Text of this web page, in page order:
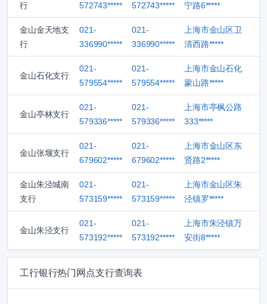
行
572743*****
572743*****
宁路6*****
金山金天地支
行
021-
336990*****
021-
336990*****
上海市金山区卫
清西路*****
金山石化支行
021-
579554*****
021-
579554*****
上海市金山石化
蒙山路*****
金山亭林支行
021-
579336*****
021-
579336*****
上海市亭枫公路
333*****
金山张堰支行
021-
679602*****
021-
679602*****
上海市金山区东
贤路2*****
金山朱泾城南
支行
021-
573159*****
021-
573159*****
上海市金山区朱
泾镇罗*****
金山朱泾支行
021-
573192*****
021-
573192*****
上海市朱泾镇万
安街8*****
工行银行热门网点支行查询表